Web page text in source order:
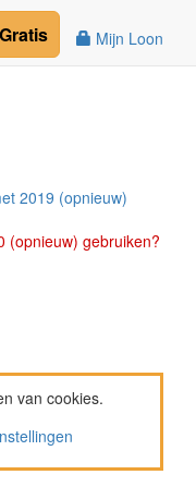
Mijn Loon
Gratis
2019 (opnieuw)
(opnieuw) gebruiken?
van cookies.